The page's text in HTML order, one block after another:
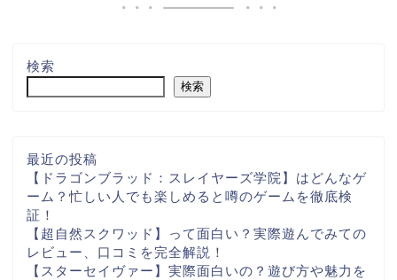
検索
検索
最近の投稿
【ドラゴンブラッド：スレイヤーズ学院】はどんなゲ
ーム？忙しい人でも楽しめると噂のゲームを徹底検
証！
【超自然スクワッド】って面白い？実際遊んでみての
レビュー、口コミを完全解説！
【スターセイヴァー】実際面白いの？遊び方や魅力を